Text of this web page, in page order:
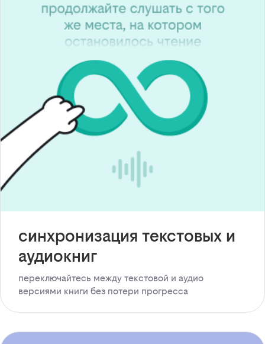
синхронизация текстовых и
аудиокниг
переключайтесь между текстовой и аудио
версиями книги без потери прогресса